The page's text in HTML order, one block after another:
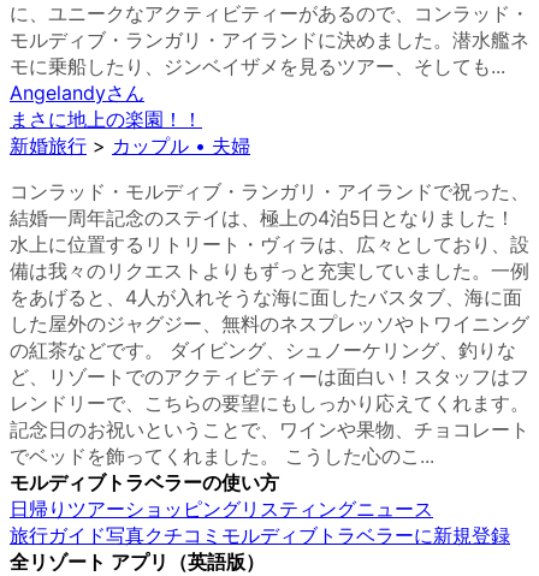
に、ユニークなアクティビティーがあるので、コンラッド・
モルディブ・ランガリ・アイランドに決めました。潜水艦ネ
モに乗船したり、ジンベイザメを見るツアー、そしても...
Angelandyさん
まさに地上の楽園！！
新婚旅行 > カップル • 夫婦
コンラッド・モルディブ・ランガリ・アイランドで祝った、
結婚一周年記念のステイは、極上の4泊5日となりました！
水上に位置するリトリート・ヴィラは、広々としており、設
備は我々のリクエストよりもずっと充実していました。一例
をあげると、4人が入れそうな海に面したバスタブ、海に面
した屋外のジャグジー、無料のネスプレッソやトワイニング
の紅茶などです。 ダイビング、シュノーケリング、釣りな
ど、リゾートでのアクティビティーは面白い！スタッフはフ
レンドリーで、こちらの要望にもしっかり応えてくれます。
記念日のお祝いということで、ワインや果物、チョコレート
でベッドを飾ってくれました。 こうした心のこ...
モルディブトラベラーの使い方
日帰りツアーショッピングリスティングニュース
旅行ガイド写真クチコミ モルディブトラベラーに新規登録
全リゾート アプリ（英語版）